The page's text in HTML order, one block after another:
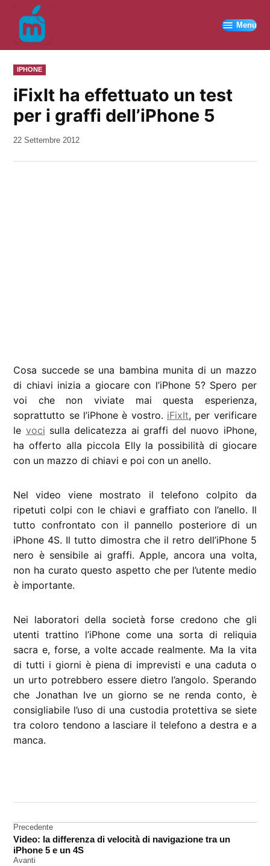
contenuto
Menu
PUBBLICATO
IN
IPHONE
iFixIt ha effettuato un test
per i graffi dell’iPhone 5
da
22 Settembre 2012
Cosa succede se una bambina munita di un mazzo
di chiavi inizia a giocare con l’iPhone 5? Spero per
voi che non viviate mai questa esperienza,
soprattutto se l’iPhone è vostro. iFixIt, per verificare
le voci sulla delicatezza ai graffi del nuovo iPhone,
ha offerto alla piccola Elly la possibilità di giocare
con un mazzo di chiavi e poi con un anello.
Nel video viene mostrato il telefono colpito da
ripetuti colpi con le chiavi e graffiato con l’anello. Il
tutto confrontato con il pannello posteriore di un
iPhone 4S. Il tutto dimostra che il retro dell’iPhone 5
nero è sensibile ai graffi. Apple, ancora una volta,
non ha curato questo aspetto che per l’utente medio
è importante.
Nei laboratori della società forse credono che gli
utenti trattino l’iPhone come una sorta di reliquia
sacra e, forse, a volte accade realmente. Ma la vita
di tutti i giorni è piena di imprevisti e una caduta o
un urto potrebbero essere dietro l’angolo. Sperando
che Jonathan Ive un giorno se ne renda conto, è
consigliabile l’uso di una custodia protettiva se siete
tra coloro tendono a lasciare il telefono a destra e a
manca.
iPhone
5
video
Navigazione
articoli
Precedente
Video: la differenza di velocità di navigazione tra un
iPhone 5 e un 4S
Avanti